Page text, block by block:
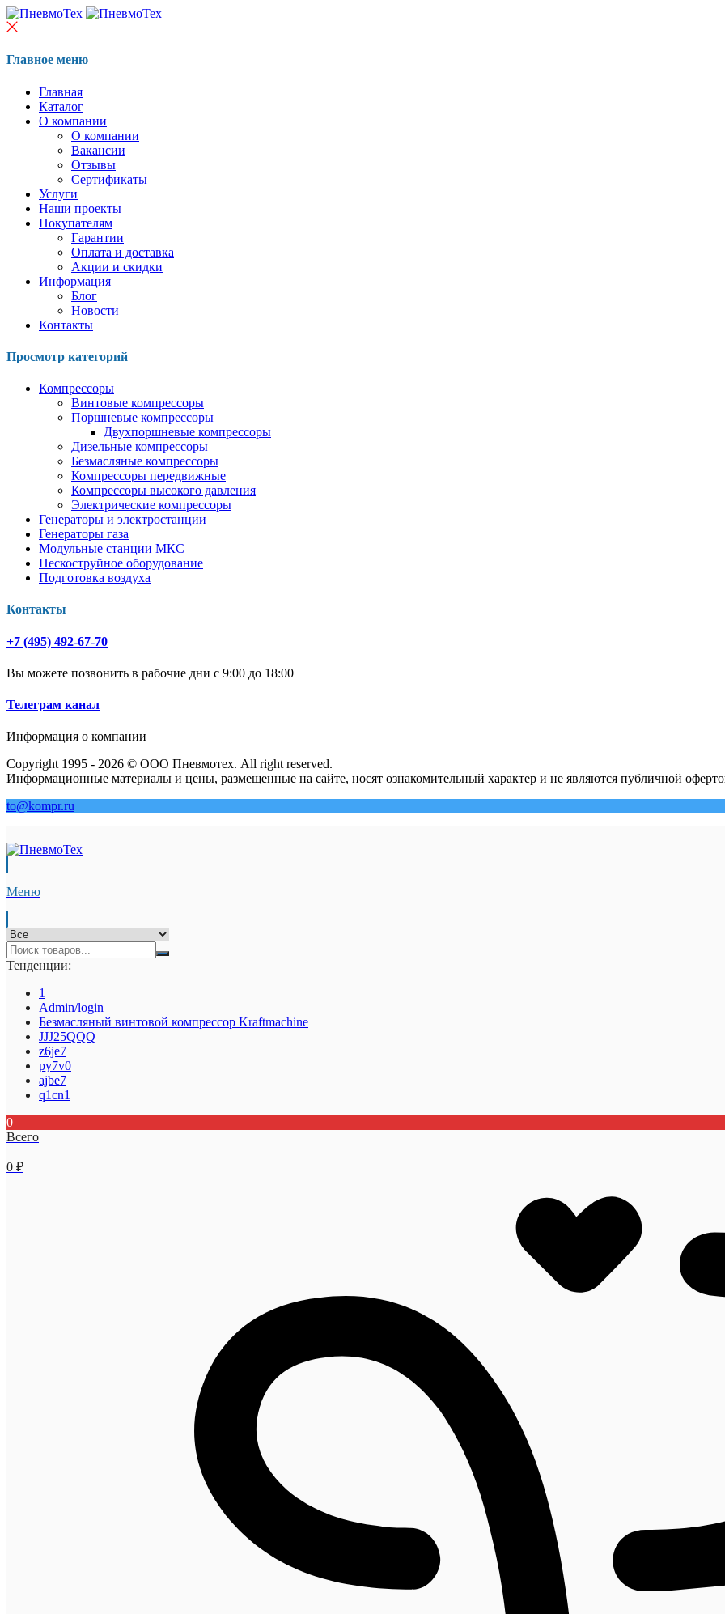
Главное меню
Главная
Каталог
О компании
О компании
Вакансии
Отзывы
Сертификаты
Услуги
Наши проекты
Покупателям
Гарантии
Оплата и доставка
Акции и скидки
Информация
Блог
Новости
Контакты
Просмотр категорий
Компрессоры
Винтовые компрессоры
Поршневые компрессоры
Двухпоршневые компрессоры
Дизельные компрессоры
Безмасляные компрессоры
Компрессоры передвижные
Компрессоры высокого давления
Электрические компрессоры
Генераторы и электростанции
Генераторы газа
Модульные станции МКС
Пескоструйное оборудование
Подготовка воздуха
Контакты
+7 (495) 492-67-70
Вы можете позвонить в рабочие дни с 9:00 до 18:00
Телеграм канал
Информация о компании
Copyright 1995 - 2026 © ООО Пневмотех. All right reserved.
Информационные материалы и цены, размещенные на сайте, носят ознакомительный характер и не являются публичной
to@kompr.ru
Меню
Тенденции:
1
Admin/login
Безмасляный винтовой компрессор Kraftmaсhine
JJJ25QQQ
z6je7
py7v0
ajbe7
q1cn1
0
Всего
0 ₽